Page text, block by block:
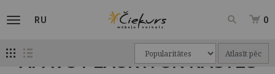
RU 0
APAVU PLAUKTI UN KASTES
Atlasīt pēc